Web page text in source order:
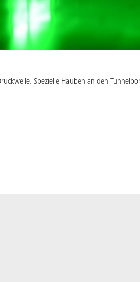
Spezielle Hauben an den